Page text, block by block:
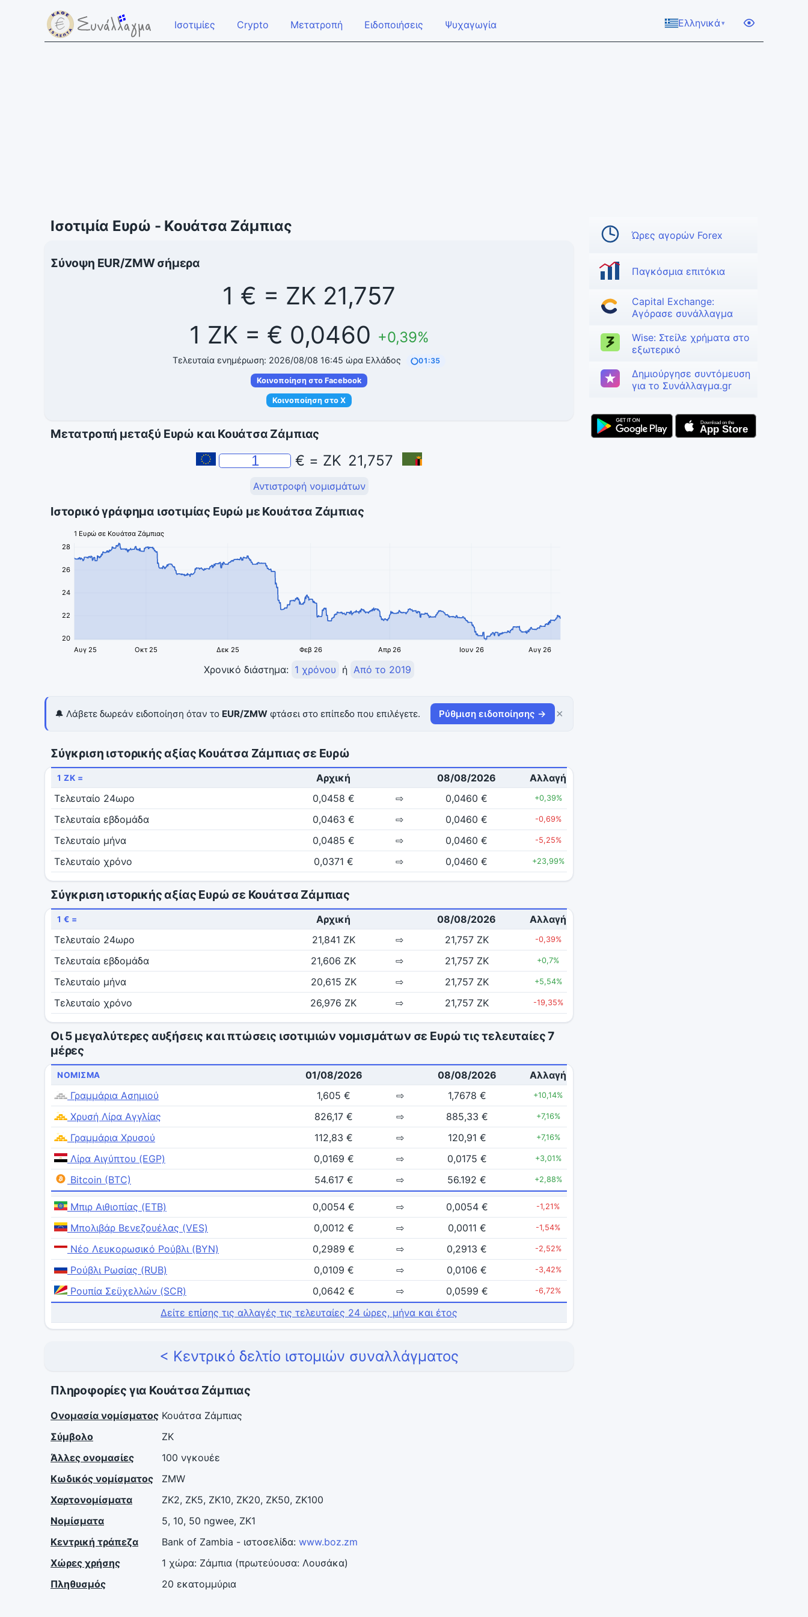
Ισοτιμίες Crypto Μετατροπή Ειδοποιήσεις Ψυχαγωγία Ελληνικά▾
Ισοτιμία Ευρώ - Κουάτσα Ζάμπιας
Σύνοψη EUR/ZMW σήμερα
1 € = ZK 21,757
1 ZK = € 0,0460 +0,39%
Τελευταία ενημέρωση: 2026/08/08 16:45 ώρα Ελλάδος 01:34
Κοινοποίηση στο Facebook
Κοινοποίηση στο X
Μετατροπή μεταξύ Ευρώ και Κουάτσα Ζάμπιας
€ = ZK 21,757
Αντιστροφή νομισμάτων
Ιστορικό γράφημα ισοτιμίας Ευρώ με Κουάτσα Ζάμπιας
20
22
24
26
28
Αυγ 25 Οκτ 25 Δεκ 25 Φεβ 26 Απρ 26 Ιουν 26 Αυγ 26
1 Ευρώ σε Κουάτσα Ζάμπιας
Χρονικό διάστημα: 1 χρόνου ή Από το 2019
🔔 Λάβετε δωρεάν ειδοποίηση όταν το EUR/ZMW φτάσει στο επίπεδο που επιλέγετε. Ρύθμιση ειδοποίησης → ×
Σύγκριση ιστορικής αξίας Κουάτσα Ζάμπιας σε Ευρώ
1 ZK = Αρχική 08/08/2026
Αλλαγή
Τελευταίο 24ωρο
0,0458 € ⇨ 0,0460 € +0,39%
Τελευταία εβδομάδα 0,0463 € ⇨ 0,0460 € -0,69%
Τελευταίο μήνα 0,0485 € ⇨ 0,0460 € -5,25%
Τελευταίο χρόνο 0,0371 € ⇨ 0,0460 € +23,99%
Σύγκριση ιστορικής αξίας Ευρώ σε Κουάτσα Ζάμπιας
1 € = Αρχική 08/08/2026
Αλλαγή
Τελευταίο 24ωρο
21,841 ZK ⇨ 21,757 ZK -0,39%
Τελευταία εβδομάδα 21,606 ZK ⇨ 21,757 ZK +0,7%
Τελευταίο μήνα 20,615 ZK ⇨ 21,757 ZK +5,54%
Τελευταίο χρόνο 26,976 ZK ⇨ 21,757 ZK -19,35%
Οι 5 μεγαλύτερες αυξήσεις και πτώσεις ισοτιμιών νομισμάτων σε Ευρώ τις τελευταίες 7
μέρες
ΝΌΜΙΣΜΑ 01/08/2026 08/08/2026
Αλλαγή
Γραμμάρια Ασημιού
1,605 € ⇨ 1,7678 € +10,14%
Χρυσή Λίρα Αγγλίας 826,17 € ⇨ 885,33 € +7,16%
Γραμμάρια Χρυσού 112,83 € ⇨ 120,91 € +7,16%
Λίρα Αιγύπτου (EGP) 0,0169 € ⇨ 0,0175 € +3,01%
Bitcoin (BTC) 54.617 € ⇨ 56.192 € +2,88%
Μπιρ Αιθιοπίας (ETB) 0,0054 € ⇨ 0,0054 € -1,21%
Μπολιβάρ Βενεζουέλας (VES) 0,0012 € ⇨ 0,0011 € -1,54%
Νέο Λευκορωσικό Ρούβλι (BYN) 0,2989 € ⇨ 0,2913 € -2,52%
Ρούβλι Ρωσίας (RUB) 0,0109 € ⇨ 0,0106 € -3,42%
Ρουπία Σεϋχελλών (SCR) 0,0642 € ⇨ 0,0599 € -6,72%
Δείτε επίσης τις αλλαγές τις τελευταίες 24 ώρες, μήνα και έτος
< Κεντρικό δελτίο ιστομιών συναλλάγματος
Πληροφορίες για Κουάτσα Ζάμπιας
Ονομασία νομίσματος Κουάτσα Ζάμπιας
Σύμβολο
ZK
Άλλες ονομασίες
100 νγκουέε
Κωδικός νομίσματος
ZMW
Χαρτονομίσματα
ZK2, ZK5, ZK10, ZK20, ZK50, ZK100
Νομίσματα
5, 10, 50 ngwee, ZK1
Κεντρική τράπεζα
Bank of Zambia - ιστοσελίδα: www.boz.zm
Χώρες χρήσης
1 χώρα: Ζάμπια (πρωτεύουσα: Λουσάκα)
Πληθυσμός
20 εκατομμύρια
Ώρες αγορών Forex
Παγκόσμια επιτόκια
Capital Exchange:
Αγόρασε συνάλλαγμα
Wise: Στείλε χρήματα στο
εξωτερικό
Δημιούργησε συντόμευση
για το Συνάλλαγμα.gr